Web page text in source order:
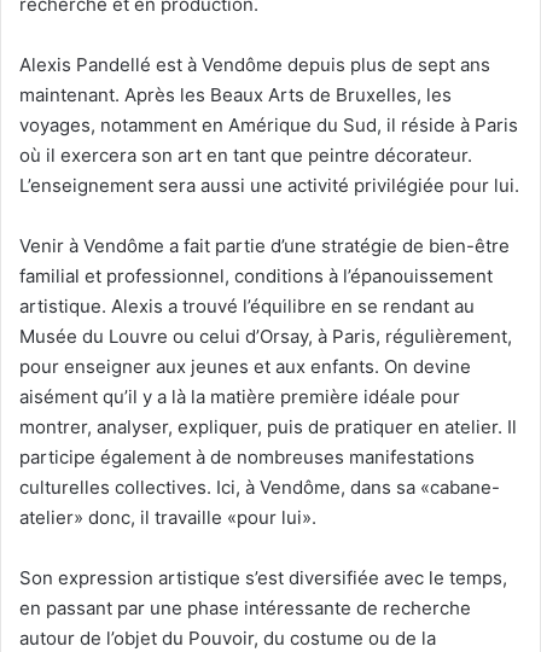
Alexis Pandellé est à Vendôme depuis plus de sept ans
maintenant. Après les Beaux Arts de Bruxelles, les
voyages, notamment en Amérique du Sud, il réside à Paris
où il exercera son art en tant que peintre décorateur.
L’enseignement sera aussi une activité privilégiée pour lui.
Venir à Vendôme a fait partie d’une stratégie de bien-être
familial et professionnel, conditions à l’épanouissement
artistique. Alexis a trouvé l’équilibre en se rendant au
Musée du Louvre ou celui d’Orsay, à Paris, régulièrement,
pour enseigner aux jeunes et aux enfants. On devine
aisément qu’il y a là la matière première idéale pour
montrer, analyser, expliquer, puis de pratiquer en atelier. Il
participe également à de nombreuses manifestations
culturelles collectives. Ici, à Vendôme, dans sa «cabane-
atelier» donc, il travaille «pour lui».
Son expression artistique s’est diversifiée avec le temps,
en passant par une phase intéressante de recherche
autour de l’objet du Pouvoir, du costume ou de la